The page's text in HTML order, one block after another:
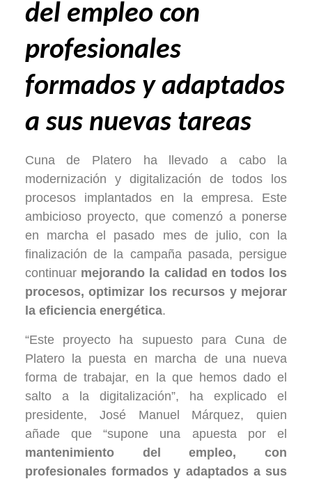
del empleo con
profesionales
formados y adaptados
a sus nuevas tareas
Cuna de Platero ha llevado a cabo la
modernización y digitalización de todos los
procesos implantados en la empresa. Este
ambicioso proyecto, que comenzó a ponerse
en marcha el pasado mes de julio, con la
finalización de la campaña pasada, persigue
continuar mejorando la calidad en todos los
procesos, optimizar los recursos y mejorar
la eficiencia energética.
“Este proyecto ha supuesto para Cuna de
Platero la puesta en marcha de una nueva
forma de trabajar, en la que hemos dado el
salto a la digitalización”, ha explicado el
presidente, José Manuel Márquez, quien
añade que “supone una apuesta por el
mantenimiento del empleo, con
profesionales formados y adaptados a sus